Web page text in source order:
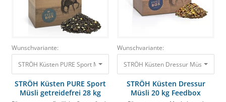
Wunschvariante:
STRÖH Küsten PURE Sport Müsli getreidefrei 28 kg Feedbox Für
STRÖH Küsten PURE Sport
Müsli getreidefrei 28 kg
Wunschvariante:
STRÖH Küsten Dressur
Müsli 20 kg Feedbox